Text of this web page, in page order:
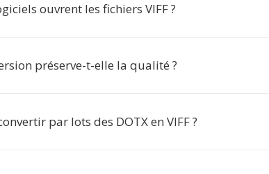
ouvrent les fichiers VIFF ?
préserve-t-elle la qualité ?
par lots des DOTX en VIFF ?